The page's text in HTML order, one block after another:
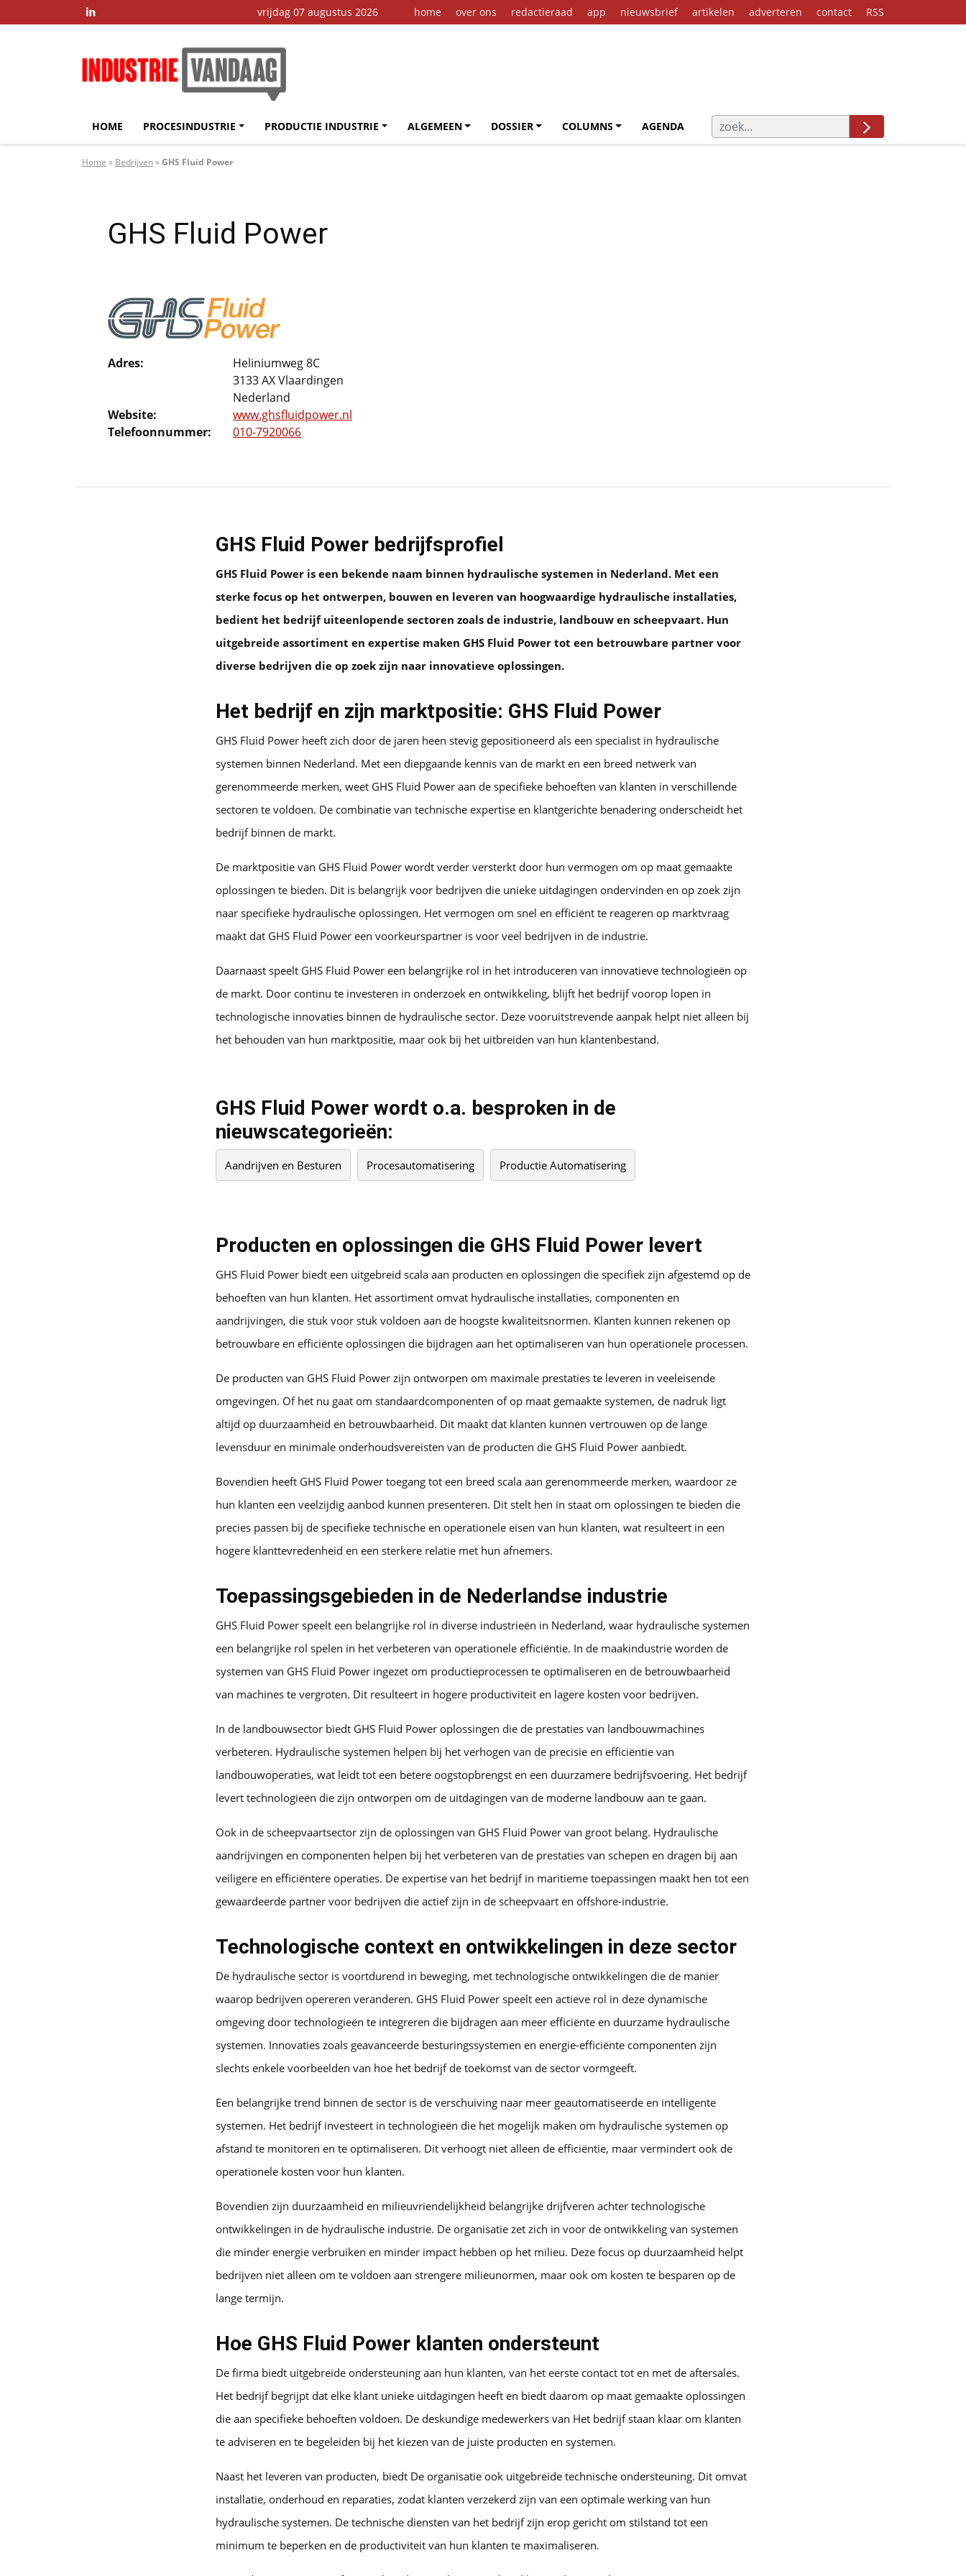
 vrijdag 07 augustus 2026 home over ons redactieraad app nieuwsbrief artikelen adverteren contact RSS
HOME PROCESINDUSTRIE PRODUCTIE INDUSTRIE ALGEMEEN DOSSIER COLUMNS AGENDA
Home » Bedrijven»GHS Fluid Power
GHS Fluid Power
Adres:
Heliniumweg 8C
3133 AX Vlaardingen
Nederland
Website:
www.ghsfluidpower.nl
Telefoonnummer:
010-7920066
GHS Fluid Power bedrijfsprofiel
GHS Fluid Power is een bekende naam binnen hydraulische systemen in Nederland. Met een
sterke focus op het ontwerpen, bouwen en leveren van hoogwaardige hydraulische installaties,
bedient het bedrijf uiteenlopende sectoren zoals de industrie, landbouw en scheepvaart. Hun
uitgebreide assortiment en expertise maken GHS Fluid Power tot een betrouwbare partner voor
diverse bedrijven die op zoek zijn naar innovatieve oplossingen.
Het bedrijf en zijn marktpositie: GHS Fluid Power
GHS Fluid Power heeft zich door de jaren heen stevig gepositioneerd als een specialist in hydraulische
systemen binnen Nederland. Met een diepgaande kennis van de markt en een breed netwerk van
gerenommeerde merken, weet GHS Fluid Power aan de specifieke behoeften van klanten in verschillende
sectoren te voldoen. De combinatie van technische expertise en klantgerichte benadering onderscheidt het
bedrijf binnen de markt.
De marktpositie van GHS Fluid Power wordt verder versterkt door hun vermogen om op maat gemaakte
oplossingen te bieden. Dit is belangrijk voor bedrijven die unieke uitdagingen ondervinden en op zoek zijn
naar specifieke hydraulische oplossingen. Het vermogen om snel en efficiënt te reageren op marktvraag
maakt dat GHS Fluid Power een voorkeurspartner is voor veel bedrijven in de industrie.
Daarnaast speelt GHS Fluid Power een belangrijke rol in het introduceren van innovatieve technologieën op
de markt. Door continu te investeren in onderzoek en ontwikkeling, blijft het bedrijf voorop lopen in
technologische innovaties binnen de hydraulische sector. Deze vooruitstrevende aanpak helpt niet alleen bij
het behouden van hun marktpositie, maar ook bij het uitbreiden van hun klantenbestand.
GHS Fluid Power wordt o.a. besproken in de
nieuwscategorieën:
Aandrijven en Besturen Procesautomatisering Productie Automatisering
Producten en oplossingen die GHS Fluid Power levert
GHS Fluid Power biedt een uitgebreid scala aan producten en oplossingen die specifiek zijn afgestemd op de
behoeften van hun klanten. Het assortiment omvat hydraulische installaties, componenten en
aandrijvingen, die stuk voor stuk voldoen aan de hoogste kwaliteitsnormen. Klanten kunnen rekenen op
betrouwbare en efficiënte oplossingen die bijdragen aan het optimaliseren van hun operationele processen.
De producten van GHS Fluid Power zijn ontworpen om maximale prestaties te leveren in veeleisende
omgevingen. Of het nu gaat om standaardcomponenten of op maat gemaakte systemen, de nadruk ligt
altijd op duurzaamheid en betrouwbaarheid. Dit maakt dat klanten kunnen vertrouwen op de lange
levensduur en minimale onderhoudsvereisten van de producten die GHS Fluid Power aanbiedt.
Bovendien heeft GHS Fluid Power toegang tot een breed scala aan gerenommeerde merken, waardoor ze
hun klanten een veelzijdig aanbod kunnen presenteren. Dit stelt hen in staat om oplossingen te bieden die
precies passen bij de specifieke technische en operationele eisen van hun klanten, wat resulteert in een
hogere klanttevredenheid en een sterkere relatie met hun afnemers.
Toepassingsgebieden in de Nederlandse industrie
GHS Fluid Power speelt een belangrijke rol in diverse industrieën in Nederland, waar hydraulische systemen
een belangrijke rol spelen in het verbeteren van operationele efficiëntie. In de maakindustrie worden de
systemen van GHS Fluid Power ingezet om productieprocessen te optimaliseren en de betrouwbaarheid
van machines te vergroten. Dit resulteert in hogere productiviteit en lagere kosten voor bedrijven.
In de landbouwsector biedt GHS Fluid Power oplossingen die de prestaties van landbouwmachines
verbeteren. Hydraulische systemen helpen bij het verhogen van de precisie en efficiëntie van
landbouwoperaties, wat leidt tot een betere oogstopbrengst en een duurzamere bedrijfsvoering. Het bedrijf
levert technologieën die zijn ontworpen om de uitdagingen van de moderne landbouw aan te gaan.
Ook in de scheepvaartsector zijn de oplossingen van GHS Fluid Power van groot belang. Hydraulische
aandrijvingen en componenten helpen bij het verbeteren van de prestaties van schepen en dragen bij aan
veiligere en efficiëntere operaties. De expertise van het bedrijf in maritieme toepassingen maakt hen tot een
gewaardeerde partner voor bedrijven die actief zijn in de scheepvaart en offshore-industrie.
Technologische context en ontwikkelingen in deze sector
De hydraulische sector is voortdurend in beweging, met technologische ontwikkelingen die de manier
waarop bedrijven opereren veranderen. GHS Fluid Power speelt een actieve rol in deze dynamische
omgeving door technologieën te integreren die bijdragen aan meer efficiënte en duurzame hydraulische
systemen. Innovaties zoals geavanceerde besturingssystemen en energie-efficiënte componenten zijn
slechts enkele voorbeelden van hoe het bedrijf de toekomst van de sector vormgeeft.
Een belangrijke trend binnen de sector is de verschuiving naar meer geautomatiseerde en intelligente
systemen. Het bedrijf investeert in technologieën die het mogelijk maken om hydraulische systemen op
afstand te monitoren en te optimaliseren. Dit verhoogt niet alleen de efficiëntie, maar vermindert ook de
operationele kosten voor hun klanten.
Bovendien zijn duurzaamheid en milieuvriendelijkheid belangrijke drijfveren achter technologische
ontwikkelingen in de hydraulische industrie. De organisatie zet zich in voor de ontwikkeling van systemen
die minder energie verbruiken en minder impact hebben op het milieu. Deze focus op duurzaamheid helpt
bedrijven niet alleen om te voldoen aan strengere milieunormen, maar ook om kosten te besparen op de
lange termijn.
Hoe GHS Fluid Power klanten ondersteunt
De firma biedt uitgebreide ondersteuning aan hun klanten, van het eerste contact tot en met de aftersales.
Het bedrijf begrijpt dat elke klant unieke uitdagingen heeft en biedt daarom op maat gemaakte oplossingen
die aan specifieke behoeften voldoen. De deskundige medewerkers van Het bedrijf staan klaar om klanten
te adviseren en te begeleiden bij het kiezen van de juiste producten en systemen.
Naast het leveren van producten, biedt De organisatie ook uitgebreide technische ondersteuning. Dit omvat
installatie, onderhoud en reparaties, zodat klanten verzekerd zijn van een optimale werking van hun
hydraulische systemen. De technische diensten van het bedrijf zijn erop gericht om stilstand tot een
minimum te beperken en de productiviteit van hun klanten te maximaliseren.